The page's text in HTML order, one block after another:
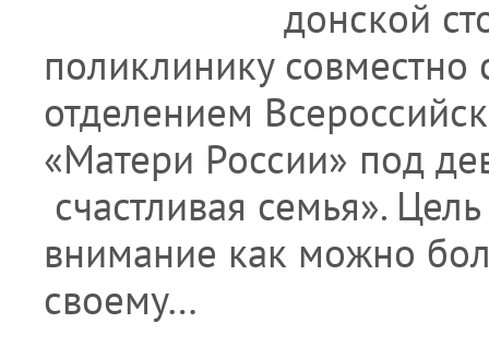
донской
поликлинику
отделением
«Матери России» под
счастливая семья».
внимание как можно
своему…